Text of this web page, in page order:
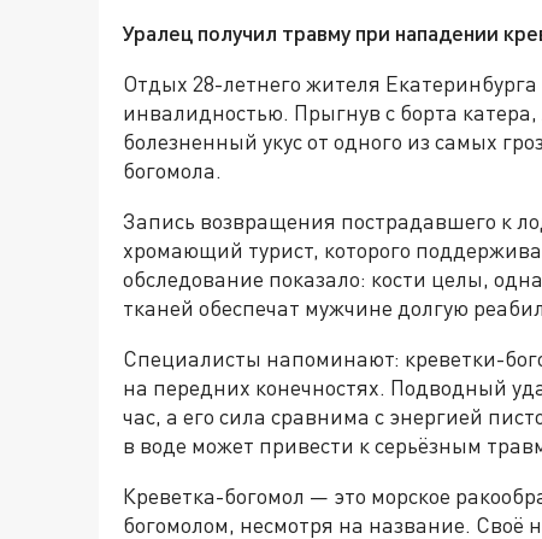
Уралец получил травму при нападении
Отдых 28-летнего жителя
инвалидностью. Прыгнув с борта
болезненный укус от одного из самых
богомола.
Запись возвращения пострадавшего к
хромающий турист, которого
обследование показало: кости целы,
тканей обеспечат мужчине долгую
Специалисты напоминают: креветки-
на передних конечностях. Подводный
час, а его сила сравнима с энергией
в воде может привести к серьёзным
Креветка-богомол — это морское
богомолом, несмотря на название. Своё